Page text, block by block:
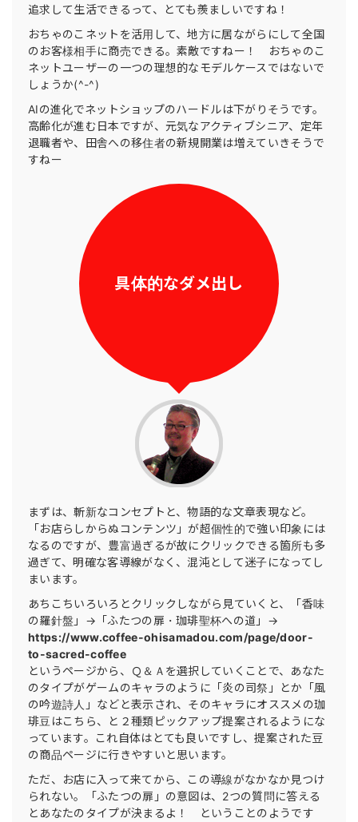
追求して生活できるって、とても羨ましいですね！
おちゃのこネットを活用して、地方に居ながらにして全国
のお客様相手に商売できる。素敵ですねー！ おちゃのこ
ネットユーザーの一つの理想的なモデルケースではないで
しょうか(^-^)
AIの進化でネットショップのハードルは下がりそうです。
高齢化が進む日本ですが、元気なアクティブシニア、定年
退職者や、田舎への移住者の新規開業は増えていきそうで
すねー
具体的なダメ出し
まずは、斬新なコンセプトと、物語的な文章表現など。
「お店らしからぬコンテンツ」が超個性的で強い印象には
なるのですが、豊富過ぎるが故にクリックできる箇所も多
過ぎて、明確な客導線がなく、混沌として迷子になってし
まいます。
あちこちいろいろとクリックしながら見ていくと、「香味
の羅針盤」→「ふたつの扉・珈琲聖杯への道」→
https://www.coffee-ohisamadou.com/page/door-
to-sacred-coffee
というページから、Ｑ＆Ａを選択していくことで、あなた
のタイプがゲームのキャラのように「炎の司祭」とか「風
の吟遊詩人」などと表示され、そのキャラにオススメの珈
琲豆はこちら、と２種類ピックアップ提案されるようにな
っています。これ自体はとても良いですし、提案された豆
の商品ページに行きやすいと思います。
ただ、お店に入って来てから、この導線がなかなか見つけ
られない。「ふたつの扉」の意図は、2つの質問に答える
とあなたのタイプが決まるよ！ ということのようです